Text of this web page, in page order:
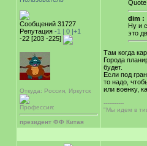
Сообщений 31727
Репутация -1 | 0 |+1
-22 [203 -225]
Откуда: Россия, Иркутск
Профессия:
президент ФФ Китая
Quote
dim :
Ну и
это
Там когда
Города
будет.
Если под
то надо,
или военку,
-----------
"Мы идем в